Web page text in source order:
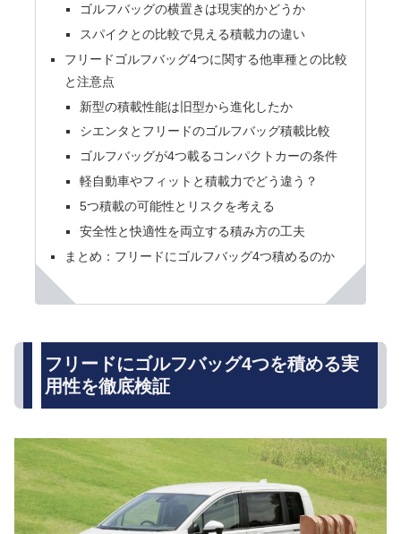
ゴルフバッグの横置きは現実的かどうか
スパイクとの比較で見える積載力の違い
フリードゴルフバッグ4つに関する他車種との比較
と注意点
新型の積載性能は旧型から進化したか
シエンタとフリードのゴルフバッグ積載比較
ゴルフバッグが4つ載るコンパクトカーの条件
軽自動車やフィットと積載力でどう違う？
5つ積載の可能性とリスクを考える
安全性と快適性を両立する積み方の工夫
まとめ：フリードにゴルフバッグ4つ積めるのか
フリードにゴルフバッグ4つを積める実
用性を徹底検証